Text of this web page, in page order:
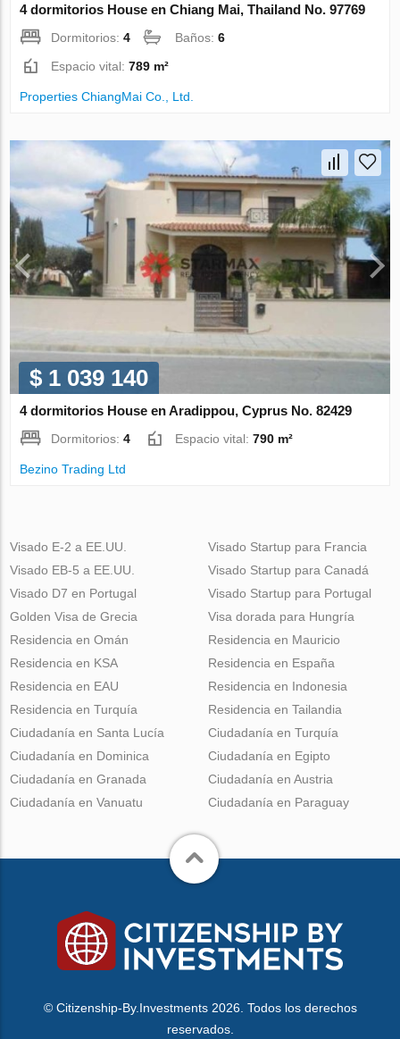
4 dormitorios House en Chiang Mai, Thailand No. 97769
Dormitorios:4 Baños:6
Espacio vital:789 m²
Properties ChiangMai Co., Ltd.
$ 1 039 140
4 dormitorios House en Aradippou, Cyprus No. 82429
Dormitorios:4 Espacio vital:790 m²
Bezino Trading Ltd
Visado E-2 a EE.UU.
Visado EB-5 a EE.UU.
Visado D7 en Portugal
Golden Visa de Grecia
Visado Startup para Francia
Visado Startup para Canadá
Visado Startup para Portugal
Visa dorada para Hungría
Residencia en Omán
Residencia en KSA
Residencia en EAU
Residencia en Turquía
Residencia en Mauricio
Residencia en España
Residencia en Indonesia
Residencia en Tailandia
Ciudadanía en Santa Lucía
Ciudadanía en Dominica
Ciudadanía en Granada
Ciudadanía en Vanuatu
Ciudadanía en Turquía
Ciudadanía en Egipto
Ciudadanía en Austria
Ciudadanía en Paraguay
© Citizenship-By.Investments 2026. Todos los derechos
reservados.